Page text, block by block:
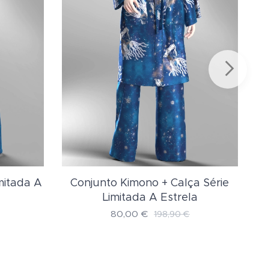
A
Conjunto Kimono + Calça Série
Limitada A Estrela
80,00 € 198,90€